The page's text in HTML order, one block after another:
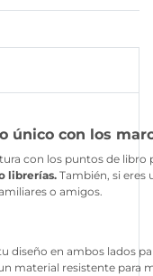
único con los
con los puntos de libro
librerías. También, si eres
o amigos.
diseño en ambos lados
material resistente para